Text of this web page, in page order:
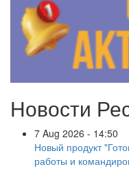
Новости
7 Aug 2026 - 14:50
Новый продукт
работы и